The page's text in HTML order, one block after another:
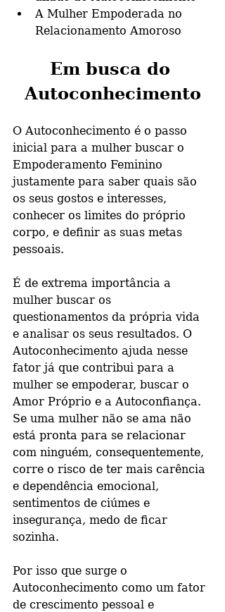
A Mulher Empoderada no
Relacionamento Amoroso
Em busca do
Autoconhecimento
O Autoconhecimento é o passo
inicial para a mulher buscar o
Empoderamento Feminino
justamente para saber quais são
os seus gostos e interesses,
conhecer os limites do próprio
corpo, e definir as suas metas
pessoais.
É de extrema importância a
mulher buscar os
questionamentos da própria vida
e analisar os seus resultados. O
Autoconhecimento ajuda nesse
fator já que contribui para a
mulher se empoderar, buscar o
Amor Próprio e a Autoconfiança.
Se uma mulher não se ama não
está pronta para se relacionar
com ninguém, consequentemente,
corre o risco de ter mais carência
e dependência emocional,
sentimentos de ciúmes e
insegurança, medo de ficar
sozinha.
Por isso que surge o
Autoconhecimento como um fator
de crescimento pessoal e